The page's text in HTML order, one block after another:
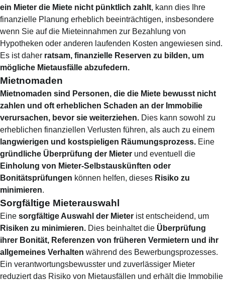
ein Mieter die Miete nicht pünktlich zahlt, kann dies Ihre
finanzielle Planung erheblich beeinträchtigen, insbesondere
wenn Sie auf die Mieteinnahmen zur Bezahlung von
Hypotheken oder anderen laufenden Kosten angewiesen sind.
Es ist daher ratsam, finanzielle Reserven zu bilden, um
mögliche Mietausfälle abzufedern.
Mietnomaden
Mietnomaden sind Personen, die die Miete bewusst nicht
zahlen und oft erheblichen Schaden an der Immobilie
verursachen, bevor sie weiterziehen. Dies kann sowohl zu
erheblichen finanziellen Verlusten führen, als auch zu einem
langwierigen und kostspieligen Räumungsprozess. Eine
gründliche Überprüfung der Mieter und eventuell die
Einholung von Mieter-Selbstauskünften oder
Bonitätsprüfungen können helfen, dieses Risiko zu
minimieren.
Sorgfältige Mieterauswahl
Eine sorgfältige Auswahl der Mieter ist entscheidend, um
Risiken zu minimieren. Dies beinhaltet die Überprüfung
ihrer Bonität, Referenzen von früheren Vermietern und ihr
allgemeines Verhalten während des Bewerbungsprozesses.
Ein verantwortungsbewusster und zuverlässiger Mieter
reduziert das Risiko von Mietausfällen und erhält die Immobilie